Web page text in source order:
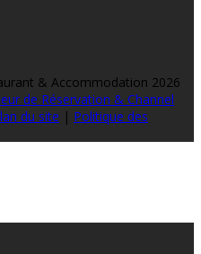
& Accommodation 2026
de Réservation & Channel
du site | Politique des